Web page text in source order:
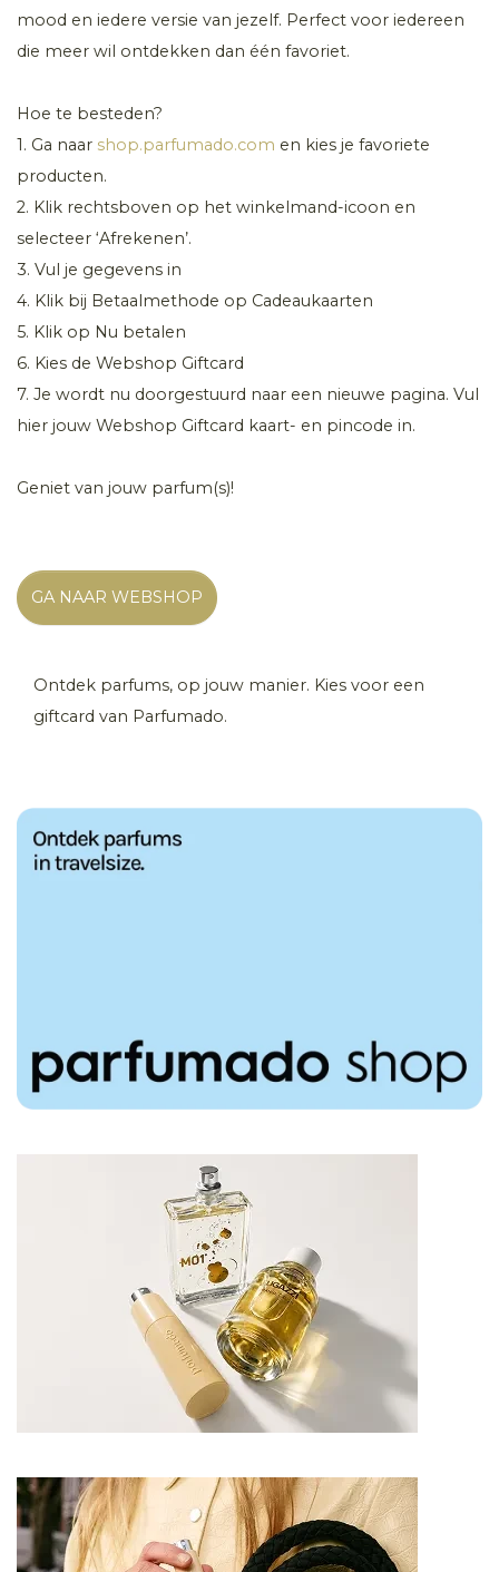
mood en iedere versie van jezelf. Perfect voor iedereen
die meer wil ontdekken dan één favoriet.
Hoe te besteden?
1. Ga naar shop.parfumado.com en kies je favoriete
producten.
2. Klik rechtsboven op het winkelmand-icoon en
selecteer ‘Afrekenen’.
3. Vul je gegevens in
4. Klik bij Betaalmethode op Cadeaukaarten
5. Klik op Nu betalen
6. Kies de Webshop Giftcard
7. Je wordt nu doorgestuurd naar een nieuwe pagina. Vul
hier jouw Webshop Giftcard kaart- en pincode in.
Geniet van jouw parfum(s)!
GA NAAR WEBSHOP
Ontdek parfums, op jouw manier. Kies voor een
giftcard van Parfumado.